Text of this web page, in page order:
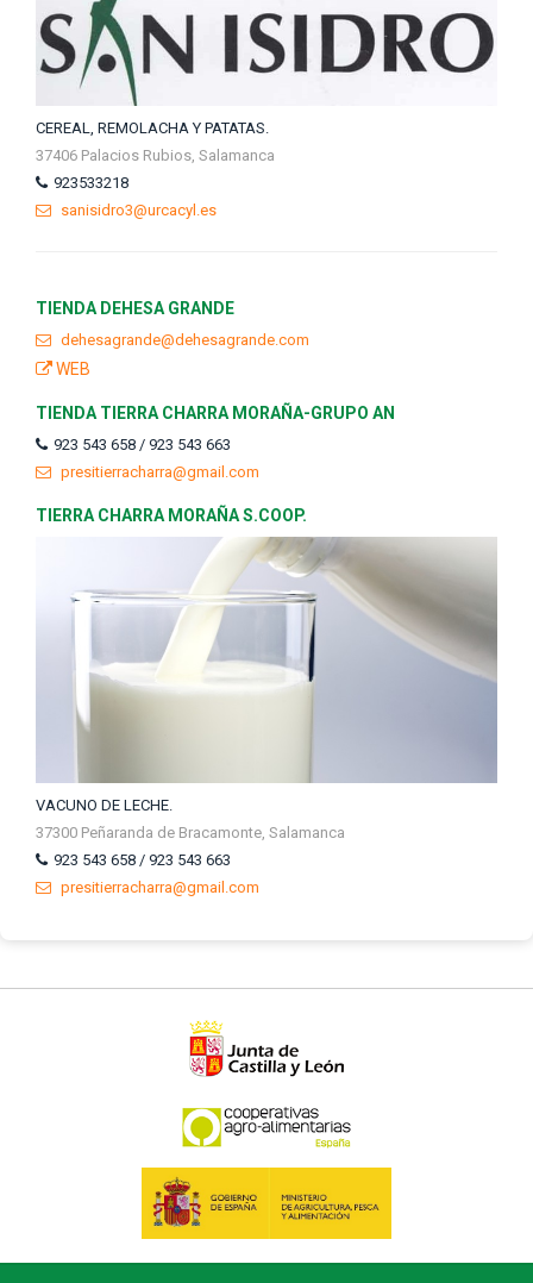
CEREAL, REMOLACHA Y PATATAS.
37406 Palacios Rubios, Salamanca
923533218
sanisidro3@urcacyl.es
TIENDA DEHESA GRANDE
dehesagrande@dehesagrande.com
WEB
TIENDA TIERRA CHARRA MORAÑA-GRUPO AN
923 543 658 / 923 543 663
presitierracharra@gmail.com
TIERRA CHARRA MORAÑA S.COOP.
VACUNO DE LECHE.
37300 Peñaranda de Bracamonte, Salamanca
923 543 658 / 923 543 663
presitierracharra@gmail.com